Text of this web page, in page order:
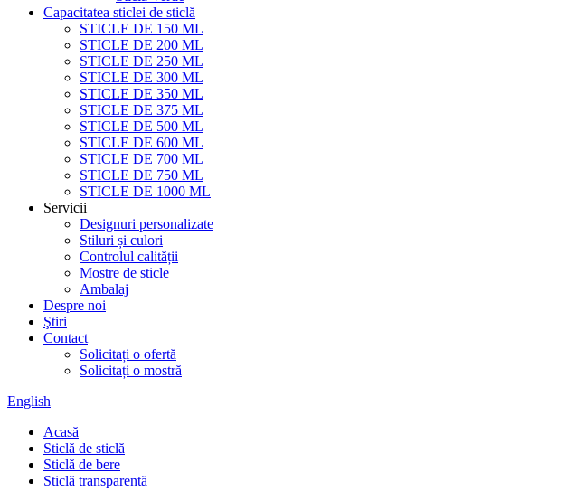
Capacitatea sticlei de sticlă
STICLE DE 150 ML
STICLE DE 200 ML
STICLE DE 250 ML
STICLE DE 300 ML
STICLE DE 350 ML
STICLE DE 375 ML
STICLE DE 500 ML
STICLE DE 600 ML
STICLE DE 700 ML
STICLE DE 750 ML
STICLE DE 1000 ML
Servicii
Designuri personalizate
Stiluri și culori
Controlul calității
Mostre de sticle
Ambalaj
Despre noi
Ştiri
Contact
Solicitați o ofertă
Solicitați o mostră
English
Acasă
Sticlă de sticlă
Sticlă de bere
Sticlă transparentă